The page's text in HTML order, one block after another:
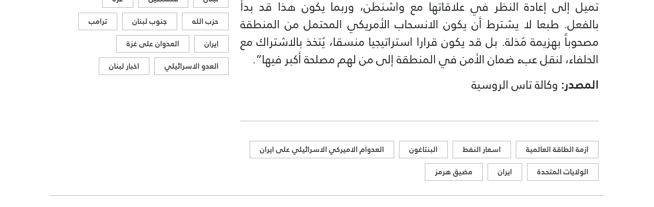
تميل إلى إعادة النظر في علاقاتها مع واشنطن، وربما يكون هذا قد بدأ
بالفعل. طبعا لا يشترط أن يكون الانسحاب الأمريكي المحتمل من المنطقة
مصحوباً بهزيمة مُذلة. بل قد يكون قرارا استراتيجيا منسقا، يُتخذ بالاشتراك مع
الحلفاء، لنقل عبء ضمان الأمن في المنطقة إلى من لهم مصلحة أكبر فيها”.
المصدر: وكالة تاس الروسية
ازمة الطاقة العالمية اسعار النفط البنتاغون
العدوام الاميركي الاسرائيلي على ايران
الولايات المتحدة
ايران مضيق هرمز
حزب الله
جنوب لبنان
ترامب
ايران
العدوان على غزة
العدو الاسرائيلي
اخبار لبنان